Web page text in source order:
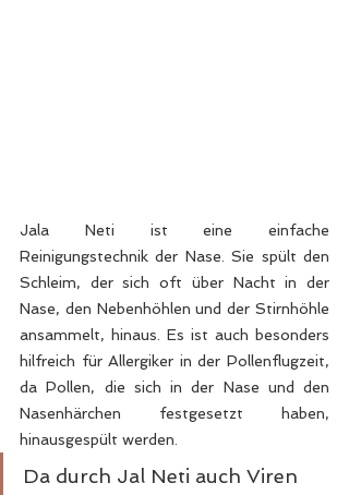
Jala Neti ist eine einfache
Reinigungstechnik der Nase. Sie spült den
Schleim, der sich oft über Nacht in der
Nase, den Nebenhöhlen und der Stirnhöhle
ansammelt, hinaus. Es ist auch besonders
hilfreich für Allergiker in der Pollenflugzeit,
da Pollen, die sich in der Nase und den
Nasenhärchen festgesetzt haben,
hinausgespült werden.
Da durch Jal Neti auch Viren